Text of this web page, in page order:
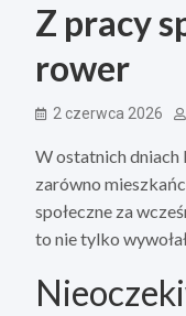
Z pracy
rower
2 czerwca 2026
W ostatnich dniach
zarówno
społeczne za
to nie tylko